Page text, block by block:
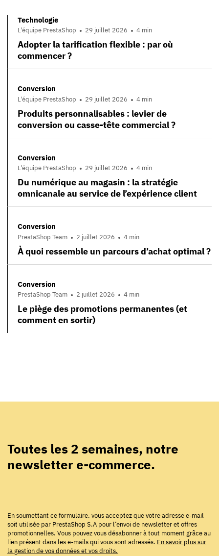
Technologie
L'équipe PrestaShop 29 juillet 2026 4 min
Adopter la tarification flexible : par où
commencer ?
Conversion
L'équipe PrestaShop 29 juillet 2026 4 min
Produits personnalisables : levier de
conversion ou casse-tête commercial ?
Conversion
L'équipe PrestaShop 29 juillet 2026 4 min
Du numérique au magasin : la stratégie
omnicanale au service de l’expérience client
Conversion
PrestaShop Team 2 juillet 2026 4 min
À quoi ressemble un parcours d’achat optimal ?
Conversion
PrestaShop Team 2 juillet 2026 4 min
Le piège des promotions permanentes (et
comment en sortir)
Toutes les 2 semaines, notre
newsletter e-commerce.
En soumettant ce formulaire, vous acceptez que votre adresse e-mail
soit utilisée par PrestaShop S.A pour l’envoi de newsletter et offres
promotionnelles. Vous pouvez vous désabonner à tout moment grâce au
lien présent dans les e-mails qui vous sont adressés. En savoir plus sur
la gestion de vos données et vos droits.